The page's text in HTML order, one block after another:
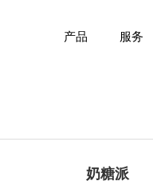
产品 服务
奶糖派